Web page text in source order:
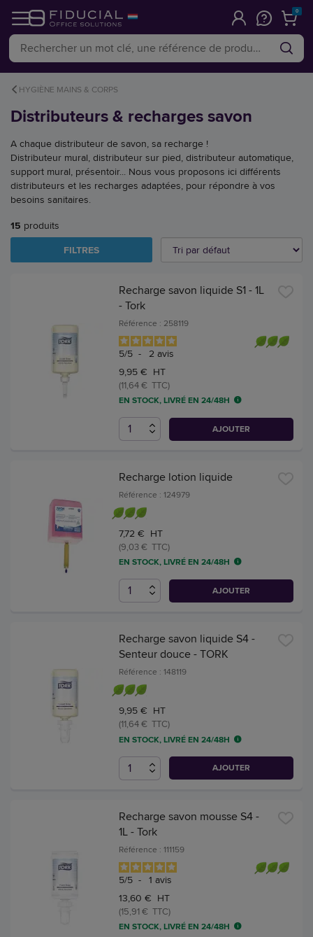
0
HYGIÈNE MAINS & CORPS
Distributeurs & recharges savon
A chaque distributeur de savon, sa recharge !
Distributeur mural, distributeur sur pied, distributeur automatique,
support mural, présentoir... Nous vous proposons ici différents
distributeurs et les recharges adaptées, pour répondre à vos
besoins sanitaires.
15 produits
FILTRES
Recharge savon liquide S1 - 1L
- Tork
Référence : 258119
5/5 - 2 avis
9,95 € HT
(11,64 € TTC)
EN STOCK, LIVRÉ EN 24/48H
AJOUTER
Recharge lotion liquide
Référence : 124979
7,72 € HT
(9,03 € TTC)
EN STOCK, LIVRÉ EN 24/48H
AJOUTER
Recharge savon liquide S4 -
Senteur douce - TORK
Référence : 148119
9,95 € HT
(11,64 € TTC)
EN STOCK, LIVRÉ EN 24/48H
AJOUTER
Recharge savon mousse S4 -
1L - Tork
Référence : 111159
5/5 - 1 avis
13,60 € HT
(15,91 € TTC)
EN STOCK, LIVRÉ EN 24/48H